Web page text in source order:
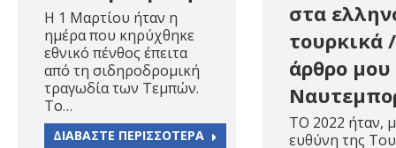
Η 1 Μαρτίου ήταν η
ημέρα που κηρύχθηκε
εθνικό πένθος έπειτα
από τη σιδηροδρομική
τραγωδία των Τεμπών.
Το…
ΔΙΑΒΑΣΤΕ ΠΕΡΙΣΣΟΤΕΡΑ
στα
τουρκικά /
άρθρο
ΤΟ 2022 ήταν,
ευθύνη της